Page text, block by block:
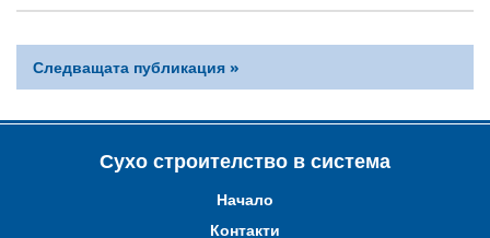
Следващата публикация »
Сухо строителство в система
Начало
Контакти